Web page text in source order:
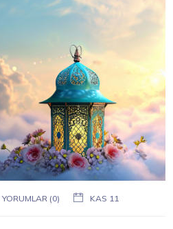
YORUMLAR (0) KAS 11